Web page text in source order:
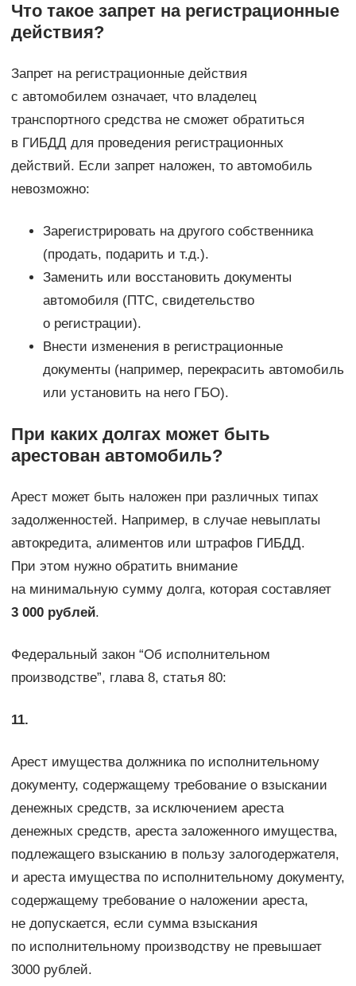
Что такое запрет на регистрационные
действия?
Запрет на регистрационные действия
с автомобилем означает, что владелец
транспортного средства не сможет обратиться
в ГИБДД для проведения регистрационных
действий. Если запрет наложен, то автомобиль
невозможно:
Зарегистрировать на другого собственника
(продать, подарить и т.д.).
Заменить или восстановить документы
автомобиля (ПТС, свидетельство
о регистрации).
Внести изменения в регистрационные
документы (например, перекрасить автомобиль
или установить на него ГБО).
При каких долгах может быть
арестован автомобиль?
Арест может быть наложен при различных типах
задолженностей. Например, в случае невыплаты
автокредита, алиментов или штрафов ГИБДД.
При этом нужно обратить внимание
на минимальную сумму долга, которая составляет
3 000 рублей.
Федеральный закон “Об исполнительном
производстве”, глава 8, статья 80:
11.
Арест имущества должника по исполнительному
документу, содержащему требование о взыскании
денежных средств, за исключением ареста
денежных средств, ареста заложенного имущества,
подлежащего взысканию в пользу залогодержателя,
и ареста имущества по исполнительному документу,
содержащему требование о наложении ареста,
не допускается, если сумма взыскания
по исполнительному производству не превышает
3000 рублей.